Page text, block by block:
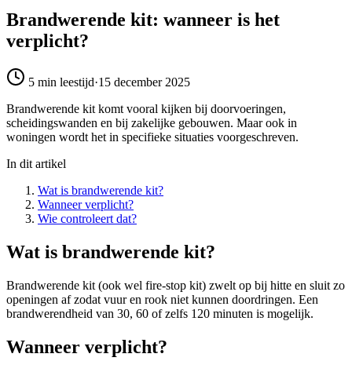
Brandwerende kit: wanneer is het
verplicht?
5 min leestijd·15 december 2025
Brandwerende kit komt vooral kijken bij doorvoeringen,
scheidingswanden en bij zakelijke gebouwen. Maar ook in
woningen wordt het in specifieke situaties voorgeschreven.
In dit artikel
Wat is brandwerende kit?
Wanneer verplicht?
Wie controleert dat?
Wat is brandwerende kit?
Brandwerende kit (ook wel fire-stop kit) zwelt op bij hitte en sluit zo
openingen af zodat vuur en rook niet kunnen doordringen. Een
brandwerendheid van 30, 60 of zelfs 120 minuten is mogelijk.
Wanneer verplicht?